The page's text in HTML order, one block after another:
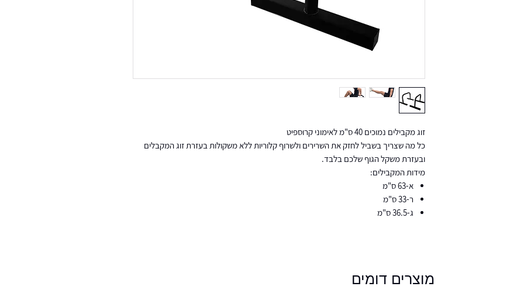
זוג מקבילים נמוכים 40 ס"מ לאימוני קרוספיט
כל מה שצריך בשביל לחזק את השרירים ולשרוף קלוריות ללא משקולות בעזרת זוג המקבלים
ובעזרת משקל הגוף שלכם בלבד.
מידות המקבילים:
א-63 ס"מ
ר-33 ס"מ
ג-36.5 ס"מ
מוצרים דומים